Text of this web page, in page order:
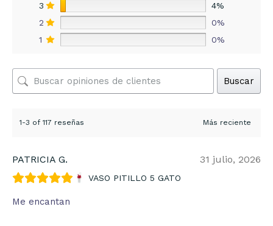
3
4%
2
0%
1
0%
Buscar
1-3 of 117 reseñas
PATRICIA G. 31 julio, 2026
VASO PITILLO 5 GATO
Me encantan